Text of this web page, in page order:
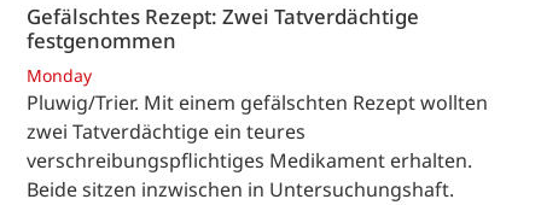
Gefälschtes Rezept: Zwei Tatverdächtige
festgenommen
Monday
Pluwig/Trier. Mit einem gefälschten Rezept wollten
zwei Tatverdächtige ein teures
verschreibungspflichtiges Medikament erhalten.
Beide sitzen inzwischen in Untersuchungshaft.